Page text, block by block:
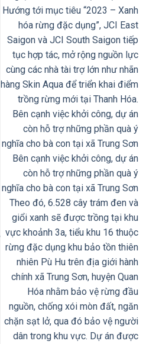
Hướng tới mục tiêu “2023 – Xanh
hóa rừng đặc dụng”, JCI East
Saigon và JCI South Saigon tiếp
tục hợp tác, mở rộng nguồn lực
cùng các nhà tài trợ lớn như nhãn
hàng Skin Aqua để triển khai điểm
trồng rừng mới tại Thanh Hóa.
Bên cạnh việc khởi công, dự án
còn hỗ trợ những phần quà ý
nghĩa cho bà con tại xã Trung Sơn
Bên cạnh việc khởi công, dự án
còn hỗ trợ những phần quà ý
nghĩa cho bà con tại xã Trung Sơn
Theo đó, 6.528 cây trám đen và
giổi xanh sẽ được trồng tại khu
vực khoảnh 3a, tiểu khu 16 thuộc
rừng đặc dụng khu bảo tồn thiên
nhiên Pù Hu trên địa giới hành
chính xã Trung Sơn, huyện Quan
Hóa nhằm bảo vệ rừng đầu
nguồn, chống xói mòn đất, ngăn
chặn sạt lở, qua đó bảo vệ người
dân trong khu vực. Dự án được